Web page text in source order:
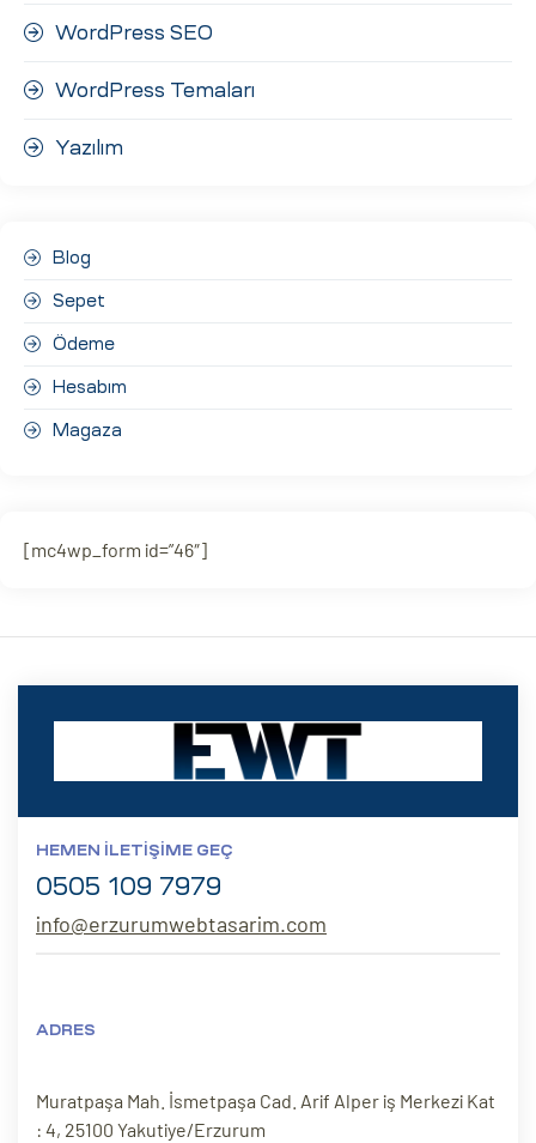
WordPress SEO
WordPress Temaları
Yazılım
Blog
Sepet
Ödeme
Hesabım
Magaza
[mc4wp_form id=”46″]
HEMEN İLETIŞIME GEÇ
0505 109 7979
info@erzurumwebtasarim.com
ADRES
Muratpaşa Mah. İsmetpaşa Cad. Arif Alper iş Merkezi Kat
: 4, 25100 Yakutiye/Erzurum